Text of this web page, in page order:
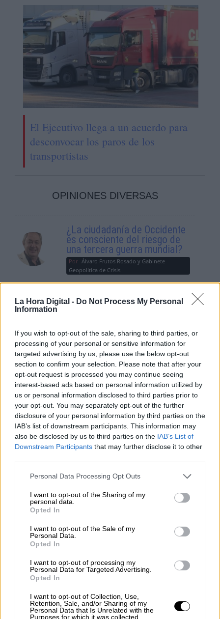
La Hora Digital - Do Not Process My Personal
Information
If you wish to opt-out of the sale, sharing to third parties, or
processing of your personal or sensitive information for
targeted advertising by us, please use the below opt-out
section to confirm your selection. Please note that after your
opt-out request is processed you may continue seeing
interest-based ads based on personal information utilized by
us or personal information disclosed to third parties prior to
your opt-out. You may separately opt-out of the further
disclosure of your personal information by third parties on the
IAB’s list of downstream participants. This information may
also be disclosed by us to third parties on the IAB’s List of
Downstream Participants that may further disclose it to other
Personal Data Processing Opt Outs
I want to opt-out of the Sharing of my
personal data.
Opted In
I want to opt-out of the Sale of my
Personal Data.
Opted In
I want to opt-out of processing my
Personal Data for Targeted Advertising.
Opted In
I want to opt-out of Collection, Use,
Retention, Sale, and/or Sharing of my
Personal Data that Is Unrelated with the
Purposes for which it was collected.
El Ejecutivo llega a un acuerdo para
desconvocar los paros de los
transportistas
OPINIONES DIVERSAS
¿La ciudadanía de Occidente
es consciente del riesgo de
una tercera guerra mundial?
Por Álvaro Frutos Rosado y Gabinete
Geopolítica de Crisis
Suelta y confía
Por María Comesaña
Votantes y votados
Juan Manuel Beltrán
El Conflicto de Oriente Medio:
Un Nuevo Orden Autoritario
en Construcción
Álvaro Frutos Rosado y Gabinete
Geopolítica de Crisis
Reconquista leonesa
Por Carlos Miranda
mi pesadilla
Por María Pérez Herrero
NOTICIAS MAS VISTAS
SALUD,CONSUMO, BIENESTAR